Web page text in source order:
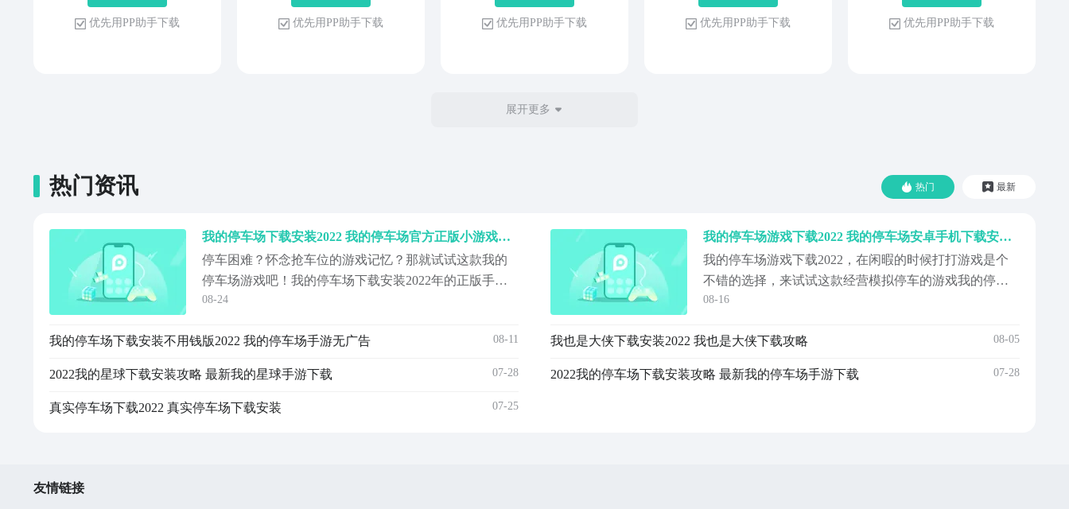
优 先 用 P P 助 手 下 载 优 先 用 P P 助 手 下 载 优 先 用 P P 助 手 下 载 优 先 用 P P 助 手 下 载 优 先 用 P P 助 手 下 载
展开更多
热门 最新
热门资讯
我的停车场下载安装2022 我的停车场官方正版小游戏下载安装地址
停车困难？怀念抢车位的游戏记忆？那就试试这款我的
停车场游戏吧！我的停车场下载安装2022年的正版手机
下载安装地址小编就放在下方了，小伙伴们除了点击小
等多好玩的手机游戏哦！
08-24
我的停车场下载安装不用钱版2022 我的停车场手游无广告 08-11
2022我的星球下载安装攻略 最新我的星球手游下载 07-28
真实停车场下载2022 真实停车场下载安装 07-25
我的停车场游戏下载2022 我的停车场安卓手机下载安装链接
我的停车场游戏下载2022，在闲暇的时候打打游戏是个
不错的选择，来试试这款经营模拟停车的游戏我的停车
场，在游戏中还能锻炼自己的停车技术，在休闲中还能
免费下载游戏可以在哪个平台呢，手游版本的我的停车
下吧。喜欢的朋友可以去下载体验一下。
08-16
我也是大侠下载安装2022 我也是大侠下载攻略 08-05
2022我的停车场下载安装攻略 最新我的停车场手游下载 07-28
友情链接